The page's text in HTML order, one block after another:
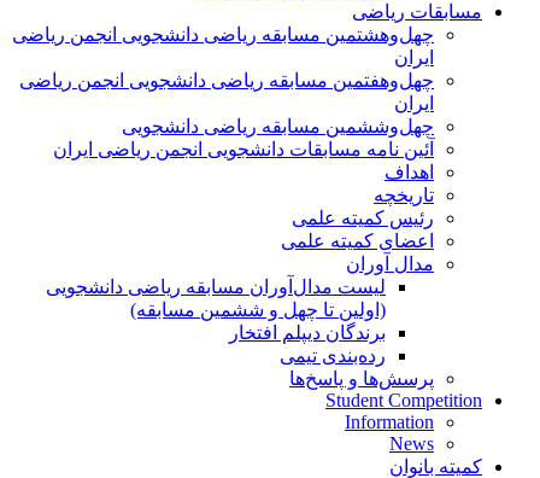
مسابقات ریاضی
چهل‌و‌هشتمین مسابقه ریاضی دانشجویی انجمن ریاضی
ایران
چهل‌و‌هفتمین مسابقه ریاضی دانشجویی انجمن ریاضی
ایران
چهل‌و‌ششمین مسابقه ریاضی دانشجویی
آئین نامه مسابقات دانشجویی انجمن ریاضی ایران
اهداف
تاریخچه
رئیس کمیته علمی
اعضای کمیته علمی
مدال آوران
لیست مدال‌آوران مسابقه ریاضی دانشجویی
(اولین تا چهل‌ و ششمین مسابقه)
برندگان دیپلم افتخار
رده‌بندی تیمی
پرسش‌ها و پاسخ‌ها
Student Competition
Information
News
کمیته بانوان